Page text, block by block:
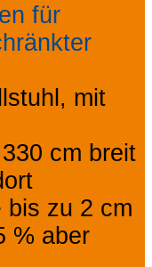
für
mit
cm breit
bis zu 2 cm
% aber